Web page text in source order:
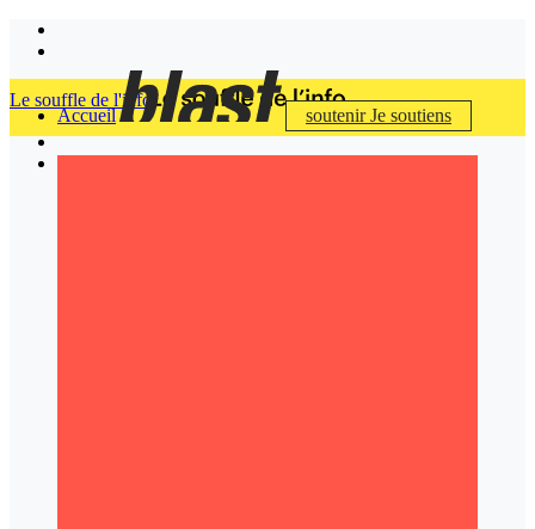
Accueil soutenirJe soutiens
Le souffle de l'info